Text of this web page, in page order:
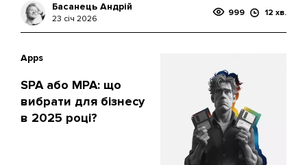
Басанець Андрій
23 січ 2026
999 12 хв.
Apps
SPA або MPA: що
вибрати для бізнесу
в 2025 році?